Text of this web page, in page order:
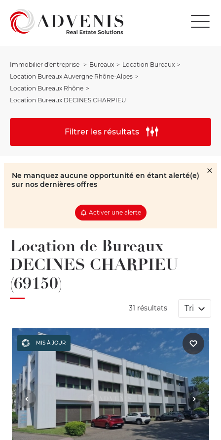
Immobilier d'entreprise Bureaux
Location Bureaux
Location Bureaux Auvergne Rhône-Alpes
Location Bureaux Rhône
Location Bureaux DECINES CHARPIEU
Filtrer les résultats
Ne manquez aucune opportunité en étant alerté(e)
sur nos dernières offres
Activer une alerte
Location de Bureaux
DECINES CHARPIEU
(69150)
31 résultats Tri
MIS À JOUR